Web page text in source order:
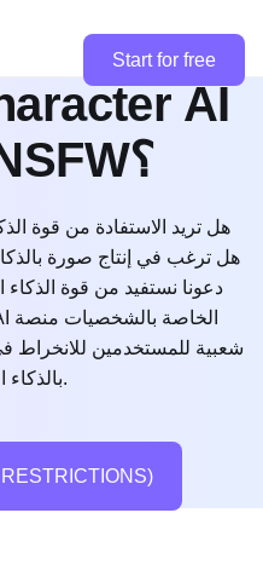
Start for free
بمحتوى NSFW؟
هل ترغب في إنتاج صورة
شعبية للمستخدمين
بالذكاء الاصطناعي.